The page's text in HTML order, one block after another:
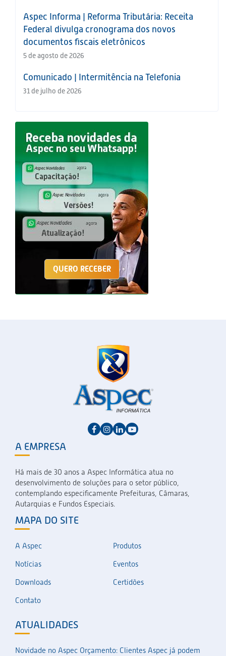
Aspec Informa | Reforma Tributária: Receita
Federal divulga cronograma dos novos
documentos fiscais eletrônicos
5 de agosto de 2026
Comunicado | Intermitência na Telefonia
31 de julho de 2026
QUERO RECEBER
A EMPRESA
Há mais de 30 anos a Aspec Informática atua no
desenvolvimento de soluções para o setor público,
contemplando especificamente Prefeituras, Câmaras,
Autarquias e Fundos Especiais.
MAPA DO SITE
A Aspec
Produtos
Notícias
Eventos
Downloads
Certidões
Contato
ATUALIDADES
Novidade no Aspec Orçamento: Clientes Aspec já podem